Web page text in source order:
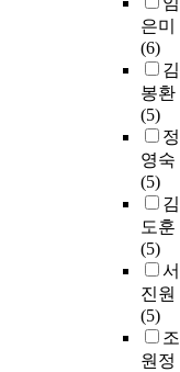
은미
(6)
김
봉환
(5)
정
영숙
(5)
김
도훈
(5)
서
진원
(5)
조
원정